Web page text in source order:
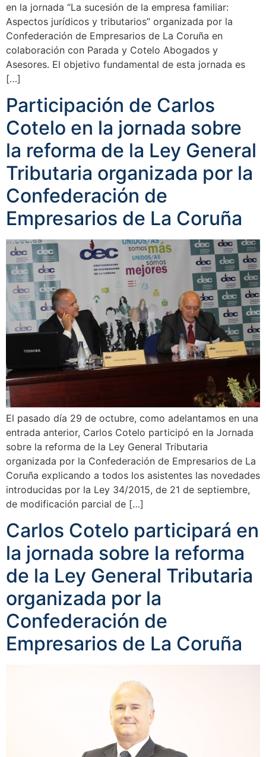
en la jornada “La sucesión de la empresa familiar:
Aspectos jurídicos y tributarios” organizada por la
Confederación de Empresarios de La Coruña en
colaboración con Parada y Cotelo Abogados y
Asesores. El objetivo fundamental de esta jornada es
[…]
Participación de Carlos
Cotelo en la jornada sobre
la reforma de la Ley General
Tributaria organizada por la
Confederación de
Empresarios de La Coruña
El pasado día 29 de octubre, como adelantamos en una
entrada anterior, Carlos Cotelo participó en la Jornada
sobre la reforma de la Ley General Tributaria
organizada por la Confederación de Empresarios de La
Coruña explicando a todos los asistentes las novedades
introducidas por la Ley 34/2015, de 21 de septiembre,
de modificación parcial de […]
Carlos Cotelo participará en
la jornada sobre la reforma
de la Ley General Tributaria
organizada por la
Confederación de
Empresarios de La Coruña